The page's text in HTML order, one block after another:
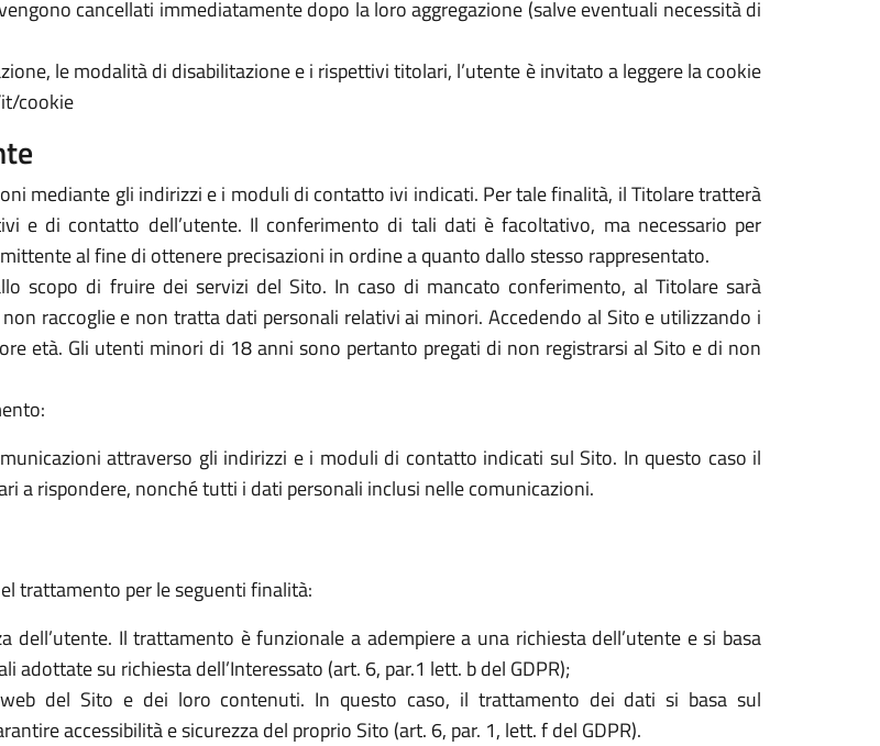
cancellati immediatamente dopo la loro aggregazione (salve eventuali necessità di
le modalità di disabilitazione e i rispettivi titolari, l’utente è invitato a leggere la cookie
cookie
mediante gli indirizzi e i moduli di contatto ivi indicati. Per tale finalità, il Titolare tratterà
e di contatto dell’utente. Il conferimento di tali dati è facoltativo, ma necessario per
al fine di ottenere precisazioni in ordine a quanto dallo stesso rappresentato.
scopo di fruire dei servizi del Sito. In caso di mancato conferimento, al Titolare sarà
raccoglie e non tratta dati personali relativi ai minori. Accedendo al Sito e utilizzando i
età. Gli utenti minori di 18 anni sono pertanto pregati di non registrarsi al Sito e di non
attraverso gli indirizzi e i moduli di contatto indicati sul Sito. In questo caso il
a rispondere, nonché tutti i dati personali inclusi nelle comunicazioni.
trattamento per le seguenti finalità:
Il trattamento è funzionale a adempiere a una richiesta dell’utente e si basa
su richiesta dell’Interessato (art. 6, par.1 lett. b del GDPR);
del Sito e dei loro contenuti. In questo caso, il trattamento dei dati si basa sul
accessibilità e sicurezza del proprio Sito (art. 6, par. 1, lett. f del GDPR).